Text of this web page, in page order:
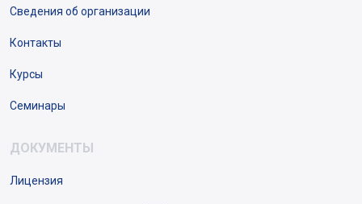
Сведения об организации
Контакты
Курсы
Семинары
ДОКУМЕНТЫ
Лицензия